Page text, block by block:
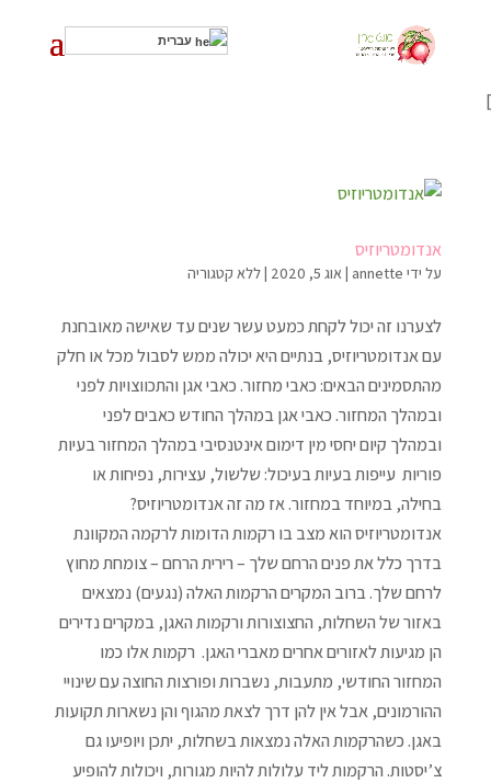
]
עברית
אנדומטריוזיס
על ידי annette
|אוג 5, 2020 |ללא קטגוריה
לצערנו זה יכול לקחת כמעט עשר שנים עד שאישה מאובחנת
עם אנדומטריוזיס, בנתיים היא יכולה ממש לסבול מכל או חלק
מהתסמינים הבאים: כאבי מחזור. כאבי אגן והתכווצויות לפני
ובמהלך המחזור. כאבי אגן במהלך החודש כאבים לפני
ובמהלך קיום יחסי מין דימום אינטנסיבי במהלך המחזור בעיות
פוריות עייפות בעיות בעיכול: שלשול, עצירות, נפיחות או
בחילה, במיוחד במחזור. אז מה זה אנדומטריוזיס?
אנדומטריוזיס הוא מצב בו רקמות הדומות לרקמה המקוונת
בדרך כלל את פנים הרחם שלך – רירית הרחם – צומחת מחוץ
לרחם שלך. ברוב המקרים הרקמות האלה (נגעים) נמצאים
באזור של השחלות, החצוצורות ורקמות האגן, במקרים נדירים
הן מגיעות לאזורים אחרים מאברי האגן. רקמות אלו כמו
המחזור החודשי, מתעבות, נשברות ופורצות החוצה עם שינויי
ההורמונים, אבל אין להן דרך לצאת מהגוף והן נשארות תקועות
באגן. כשהרקמות האלה נמצאות בשחלות, יתכן ויופיעו גם
צ’יסטות. הרקמות ליד עלולות להיות מגורות, ויכולות להופיע